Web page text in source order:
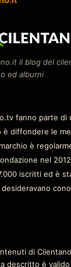
il blog del
ed alburni
fanno parte di
è diffondere le
è
nel
iscritti ed è
di
descritto è